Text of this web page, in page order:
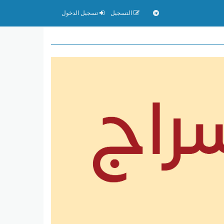
التسجيل تسجيل الدخول